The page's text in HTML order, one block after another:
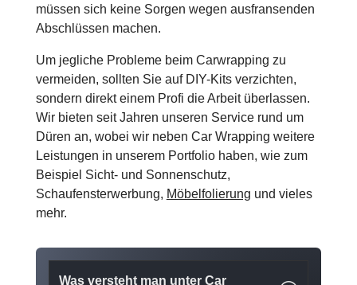
müssen sich keine Sorgen wegen ausfransenden
Abschlüssen machen.
Um jegliche Probleme beim Carwrapping zu
vermeiden, sollten Sie auf DIY-Kits verzichten,
sondern direkt einem Profi die Arbeit überlassen.
Wir bieten seit Jahren unseren Service rund um
Düren an, wobei wir neben Car Wrapping weitere
Leistungen in unserem Portfolio haben, wie zum
Beispiel Sicht- und Sonnenschutz,
Schaufensterwerbung, Möbelfolierung und vieles
mehr.
Was versteht man unter Car